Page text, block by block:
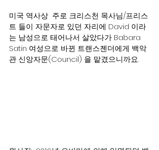
미국 역사상  주로 크리스천 목사님/프리스
트 들이 자문자로 있던 자리에 David 이라
는 남성으로 태어나서 살았다가 Babara
Satin 여성으로 바뀐 트랜스젠더에게 백악
관 신앙자문(Council) 을 맡겼으니까요.